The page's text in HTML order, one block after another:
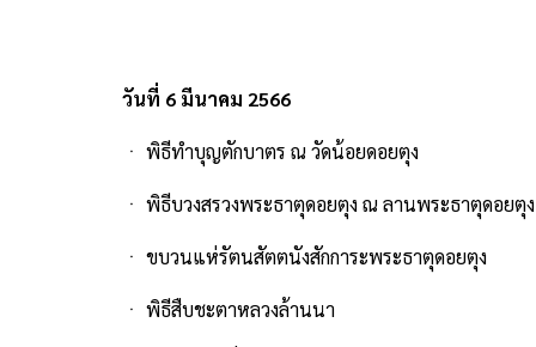
วันที่ 6 มีนาคม 2566
ㆍ พิธีทำบุญตักบาตร ณ วัดน้อยดอยตุง
ㆍ พิธีบวงสรวงพระธาตุดอยตุง ณ ลานพระธาตุดอยตุง
ㆍ ขบวนแห่รัตนสัตตนังสักการะพระธาตุดอยตุง
ㆍ พิธีสืบชะตาหลวงล้านนา